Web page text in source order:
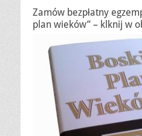
Zamów bezpłatny
plan wieków” – klknij w